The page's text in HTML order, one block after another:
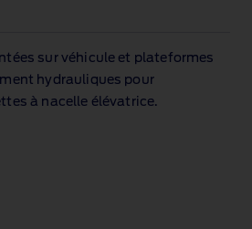
sur véhicule et plateformes
hydrauliques pour
à nacelle élévatrice.